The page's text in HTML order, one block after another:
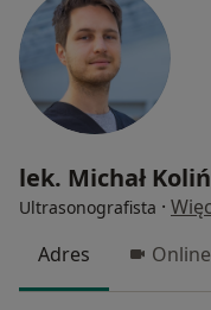
lek. Michał
Ultrasonografista ·
Adres
Online